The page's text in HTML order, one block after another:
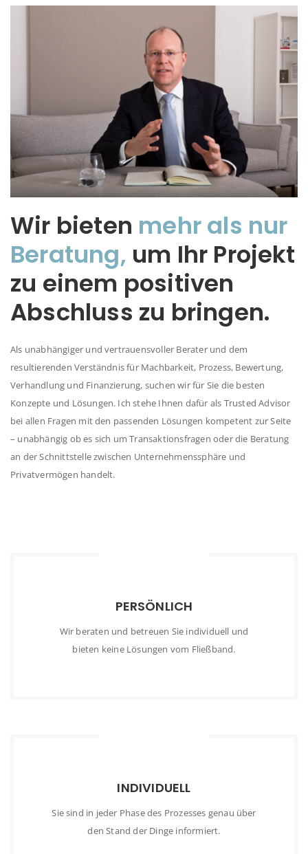
Wir bieten mehr als nur
Beratung, um Ihr Projekt
zu einem positiven
Abschluss zu bringen.
Als unabhängiger und vertrauensvoller Berater und dem
resultierenden Verständnis für Machbarkeit, Prozess, Bewertung,
Verhandlung und Finanzierung, suchen wir für Sie die besten
Konzepte und Lösungen. Ich stehe Ihnen dafür als Trusted Advisor
bei allen Fragen mit den passenden Lösungen kompetent zur Seite
– unabhängig ob es sich um Transaktionsfragen oder die Beratung
an der Schnittstelle zwischen Unternehmenssphäre und
Privatvermögen handelt.
PERSÖNLICH
Wir beraten und betreuen Sie individuell und
bieten keine Lösungen vom Fließband.
INDIVIDUELL
Sie sind in jeder Phase des Prozesses genau über
den Stand der Dinge informiert.